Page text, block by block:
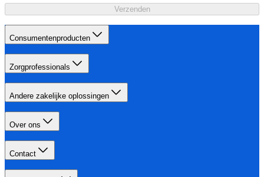
Verzenden
Consumentenproducten
Zorgprofessionals
Andere zakelijke oplossingen
Over ons
Contact